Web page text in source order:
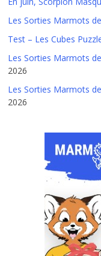
Les Sorties Marmots
Test – Les Cubes
Les Sorties Marmots
2026
Les Sorties Marmots
2026